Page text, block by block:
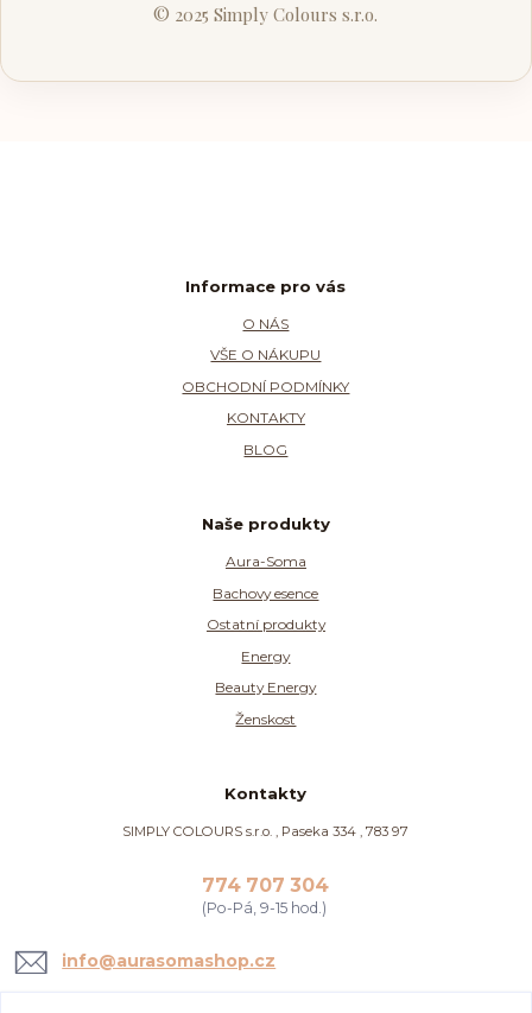
© 2025 Simply Colours s.r.o.
Informace pro vás
O NÁS
VŠE O NÁKUPU
OBCHODNÍ PODMÍNKY
KONTAKTY
BLOG
Naše produkty
Aura-Soma
Bachovy esence
Ostatní produkty
Energy
Beauty Energy
Ženskost
Kontakty
SIMPLY COLOURS s.r.o. , Paseka 334 , 783 97
774 707 304
(Po-Pá, 9-15 hod.)
info@aurasomashop.cz